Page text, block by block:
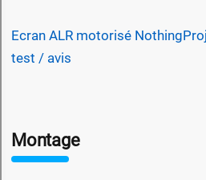
Ecran ALR motorisé
test / avis
Montage